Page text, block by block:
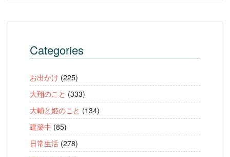
Categories
お出かけ (225)
大翔のこと (333)
大輔と姫のこと (134)
建築中 (85)
日常生活 (278)